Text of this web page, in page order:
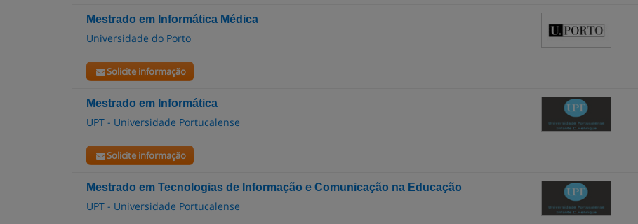
Mestrado em Informática Médica
Universidade do Porto
Solicite informação
Mestrado em Informática
UPT - Universidade Portucalense
Solicite informação
Mestrado em Tecnologias de Informação e Comunicação na Educação
UPT - Universidade Portucalense